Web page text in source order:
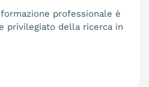
professionale è
privilegiato della ricerca in